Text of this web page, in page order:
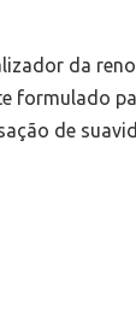
da
formulado
de